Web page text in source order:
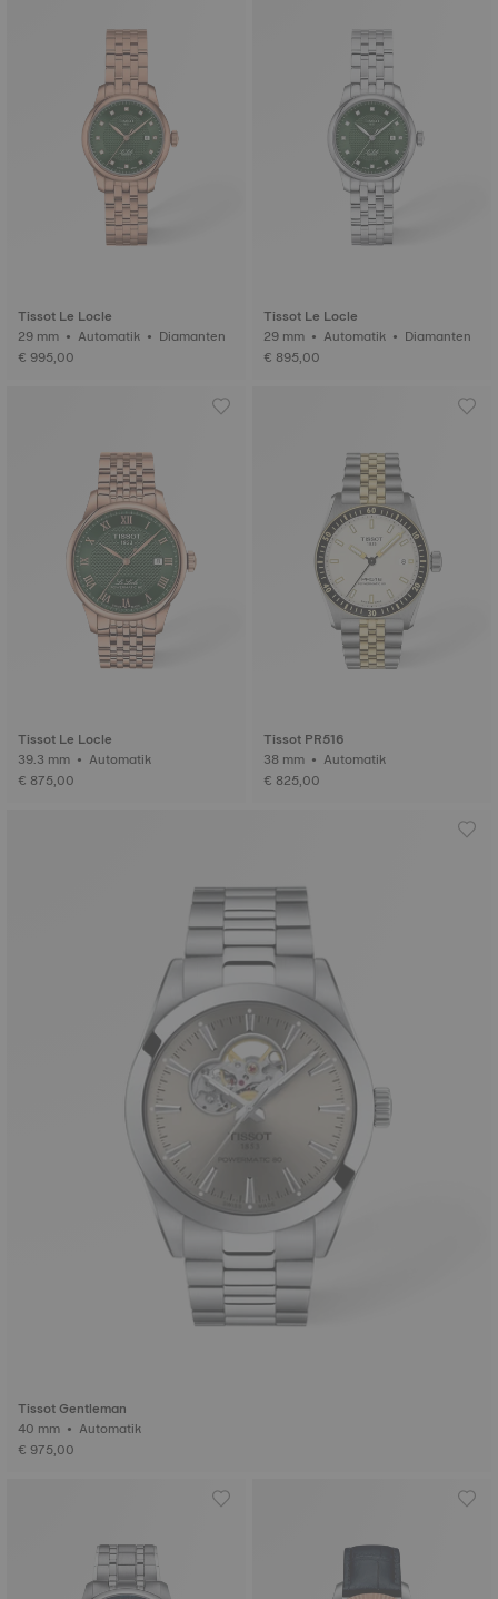
Tissot Le Locle
29 mm • Automatik • Diamanten
€ 995,00
Tissot Le Locle
29 mm • Automatik • Diamanten
€ 895,00
Tissot Le Locle
39.3 mm • Automatik
€ 875,00
Tissot PR516
38 mm • Automatik
€ 825,00
Tissot Gentleman
40 mm • Automatik
€ 975,00